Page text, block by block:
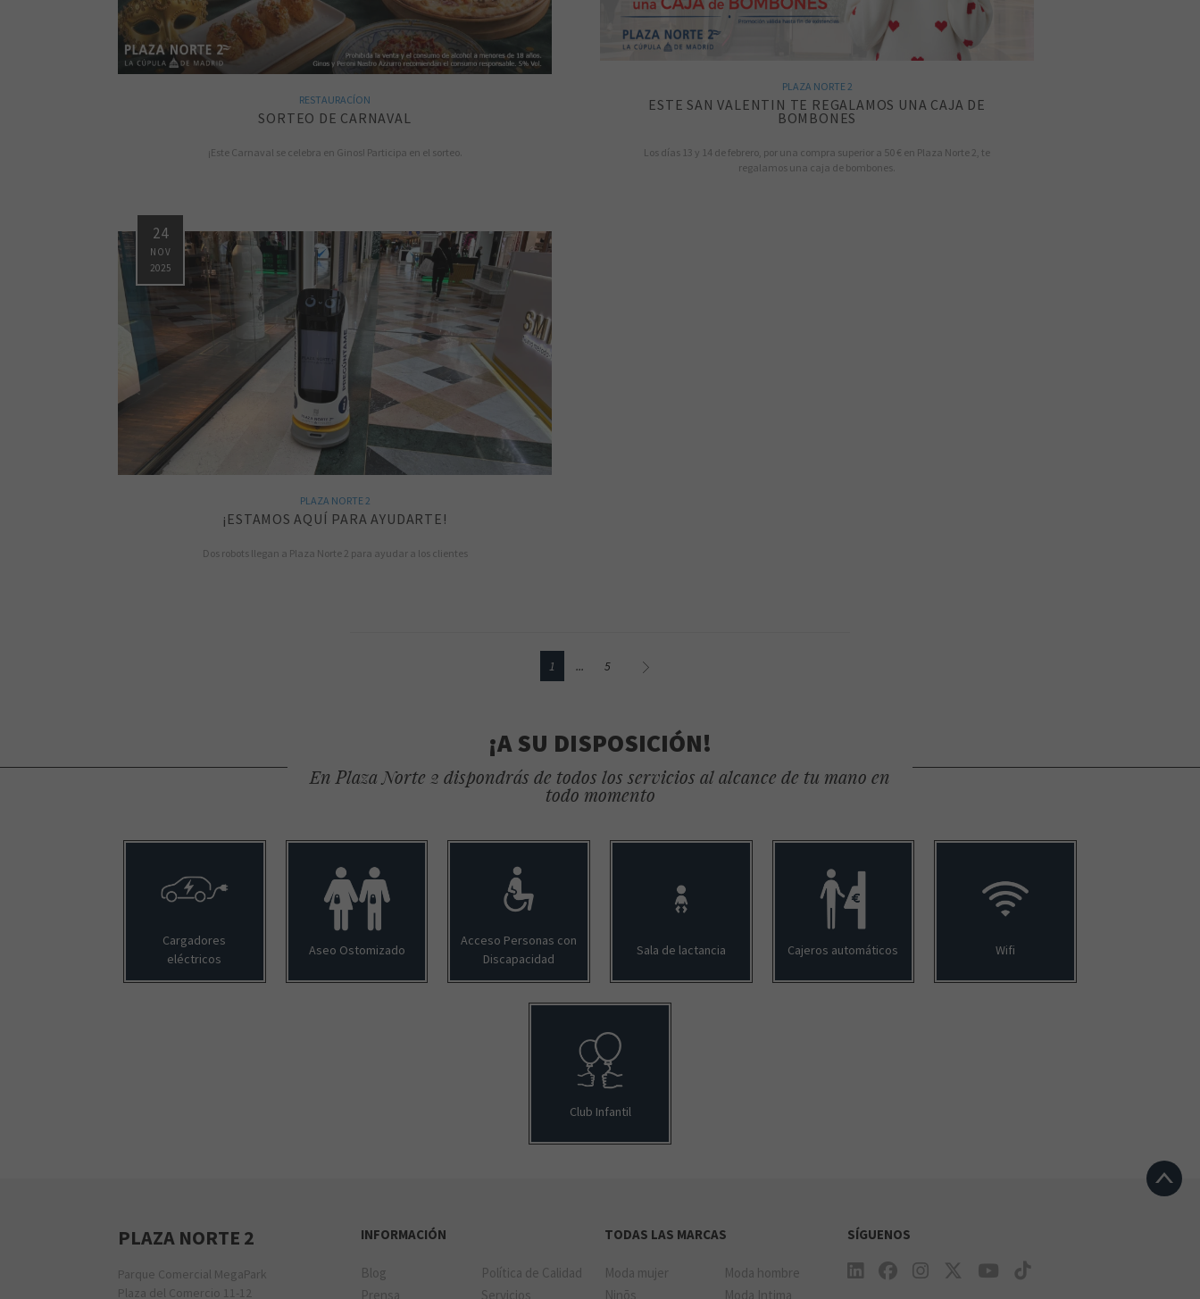
PLAZA NORTE 2
ESTE SAN VALENTIN TE REGALAMOS UNA CAJA DE
BOMBONES
Los días 13 y 14 de febrero, por una compra superior a 50 € en Plaza Norte 2, te
regalamos una caja de bombones.
RESTAURACÍON
SORTEO DE CARNAVAL
¡Este Carnaval se celebra en Ginos! Participa en el sorteo.
24
NOV
2025
PLAZA NORTE 2
¡ESTAMOS AQUÍ PARA AYUDARTE!
Dos robots llegan a Plaza Norte 2 para ayudar a los clientes
1 ... 5
¡A SU DISPOSICIÓN!
En Plaza Norte 2 dispondrás de todos los servicios al alcance de tu mano en
todo momento
Cargadores
eléctricos
Aseo Ostomizado
Acceso Personas con
Discapacidad
Sala de lactancia Cajeros automáticos Wifi
Club Infantil
PLAZA NORTE 2
Parque Comercial MegaPark
Plaza del Comercio 11-12
INFORMACIÓN
Blog
Política de Calidad
Prensa
Servicios
TODAS LAS MARCAS
Moda mujer
Moda hombre
Ninõs
Moda Intima
SÍGUENOS